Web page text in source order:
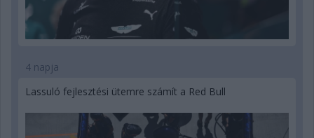
4 napja
Lassuló fejlesztési ütemre számít a Red Bull